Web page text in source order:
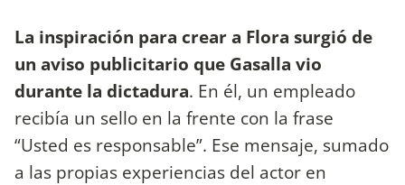
La inspiración para crear a Flora surgió de
un aviso publicitario que Gasalla vio
durante la dictadura. En él, un empleado
recibía un sello en la frente con la frase
“Usted es responsable”. Ese mensaje, sumado
a las propias experiencias del actor en